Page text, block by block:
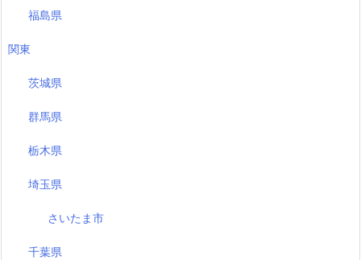
福島県
関東
茨城県
群馬県
栃木県
埼玉県
さいたま市
千葉県